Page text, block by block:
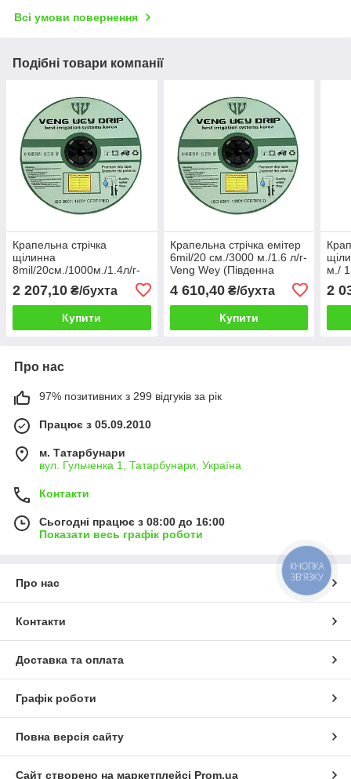
Всі умови повернення
Подібні товари компанії
Крапельна стрічка
щілинна
8mil/20см./1000м./1.4л/г-
Корея)
2 207,10 ₴/бухта
Купити
Крапельна стрічка емітер
6mil/20 см./3000 м./1.6 л/г-
Veng Wey (Південна
4 610,40₴/бухта
Купити
м./
2
Про нас
97% позитивних з 299 відгуків за рік
Працює з 05.09.2010
м. Татарбунари
вул. Гульченка 1, Татарбунари, Україна
Контакти
Сьогодні працює з 08:00 до 16:00
Показати весь графік роботи
Про нас
Контакти
Доставка та оплата
Графік роботи
Повна версія сайту
Сайт створено на маркетплейсі Prom.ua
КНОПКА
ЗВ'ЯЗКУ